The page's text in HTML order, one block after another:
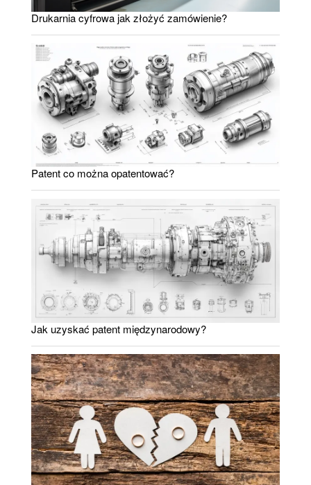
Drukarnia cyfrowa jak złożyć zamówienie?
Patent co można opatentować?
Jak uzyskać patent międzynarodowy?